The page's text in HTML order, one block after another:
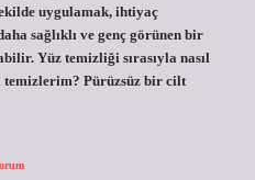
uygulamak, ihtiyaç
sağlıklı ve genç görünen bir
Yüz temizliği sırasıyla nasıl
temizlerim? Pürüzsüz bir cilt